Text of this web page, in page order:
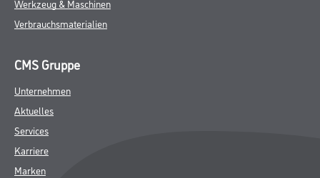
Werkzeug & Maschinen
Verbrauchsmaterialien
CMS Gruppe
Unternehmen
Aktuelles
Services
Karriere
Marken